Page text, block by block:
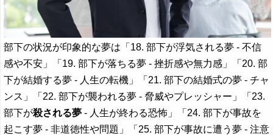
部下の状況が印象的な夢は「18. 部下が浮気される夢 - 不信
感や不安」「19. 部下が落ちる夢 - 挫折感や無力感」「20. 部
下が結婚する夢 - 人生の転機」「21. 部下の結婚式の夢 - チャ
ンス」「22. 部下が襲われる夢 - 脅威やプレッシャー」「23.
部下が殺される夢 - 人生が終わる恐怖」「24. 部下が事故を
起こす夢 - 非道徳性や問題」「25. 部下が事故に遭う夢 - 注意